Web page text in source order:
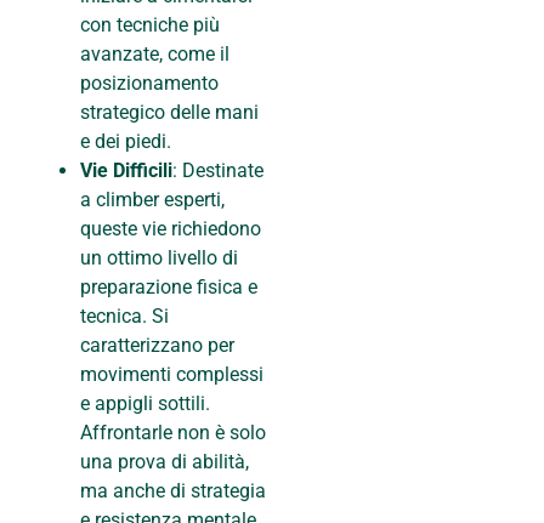
con tecniche più
avanzate, come il
posizionamento
strategico delle mani
e dei piedi.
Vie Difficili: Destinate
a climber esperti,
queste vie richiedono
un ottimo livello di
preparazione fisica e
tecnica. Si
caratterizzano per
movimenti complessi
e appigli sottili.
Affrontarle non è solo
una prova di abilità,
ma anche di strategia